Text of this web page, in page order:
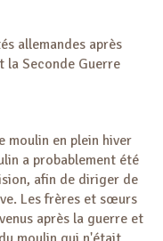
allemandes après
la Seconde Guerre
moulin en plein hiver
a probablement été
afin de diriger de
Les frères et sœurs
après la guerre et